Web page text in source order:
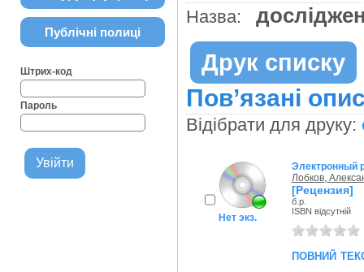
Публічні полиці
Штрих-код
Пароль
Назва:
Друк списку
Пов’язані
Відібрати для друку:
Нет экз.
Электронный
Лобков,
[Рецензия]
б.р.
ISBN відсутній
повний